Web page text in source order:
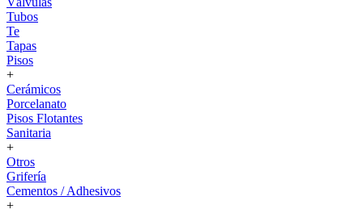
Tubos
Te
Tapas
Pisos
+
Cerámicos
Porcelanato
Pisos Flotantes
Sanitaria
+
Otros
Grifería
Cementos / Adhesivos
+